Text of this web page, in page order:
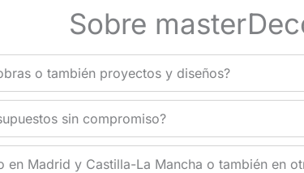
Sobre
o también proyectos y diseños?
sin compromiso?
en Madrid y Castilla-La Mancha o también en